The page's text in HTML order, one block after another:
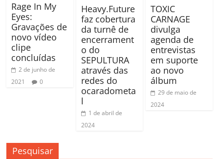
Rage In My
Eyes:
Gravações de
novo vídeo
clipe
concluídas
2 de junho de
2021
0
Heavy.Future
faz cobertura
da turnê de
encerrament
o do
SEPULTURA
através das
redes do
ocaradometa
l
1 de abril de
2024
TOXIC
CARNAGE
divulga
agenda de
entrevistas
em suporte
ao novo
álbum
29 de maio de
2024
Pesquisar